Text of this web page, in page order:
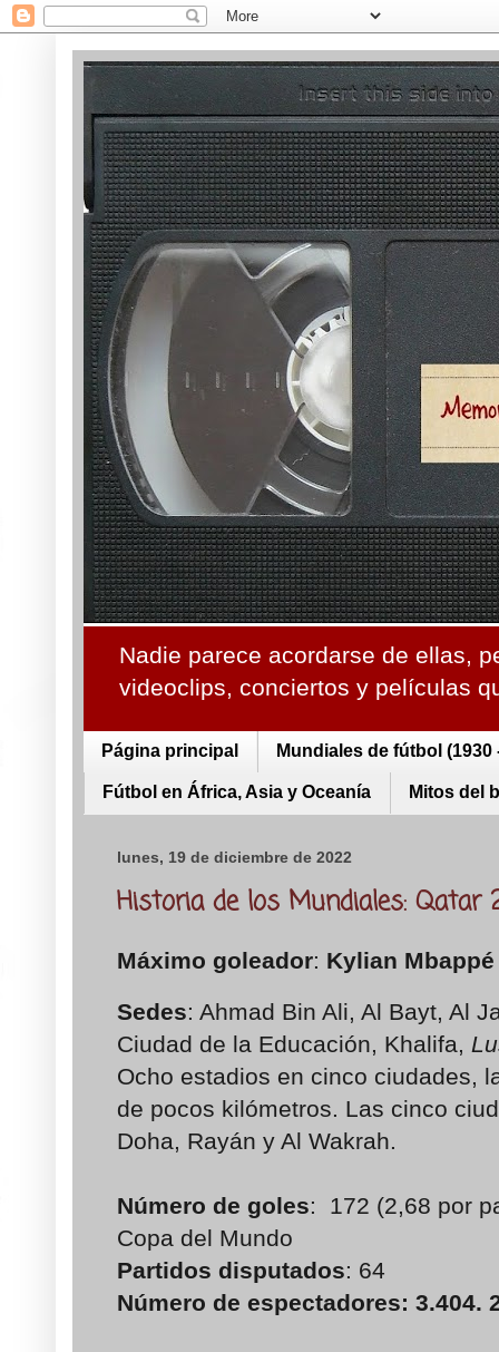
Nadie parece acordarse de ellas,
videoclips, conciertos y películas
Página principal Mundiales de fútbol (1930
Fútbol en África, Asia y Oceanía Mitos del
lunes, 19 de diciembre de 2022
Historia de los Mundiales: Qatar
Máximo goleador: Kylian Mbappé
Sedes: Ahmad Bin Ali, Al Bayt, Al
Ciudad de la Educación, Khalifa,
Ocho estadios en cinco ciudades,
de pocos kilómetros. Las cinco
Doha, Rayán y Al Wakrah.
Número de goles: 172 (2,68 por
Copa del Mundo
Partidos disputados: 64
Número de espectadores: 3.404.